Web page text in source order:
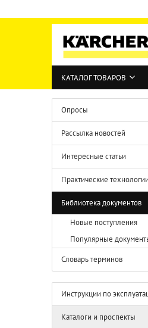
КАТАЛОГ ТОВАРОВ
Опросы
Рассылка новостей
Интересные статьи
Практические технологии
Библиотека документов
Новые поступления
Популярные
Словарь терминов
Инструкции по
Каталоги и проспекты